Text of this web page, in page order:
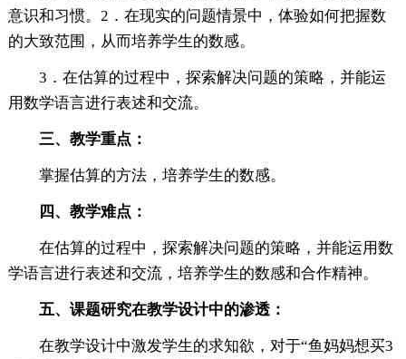
意识和习惯。2．在现实的问题情景中，体验如何把握数
的大致范围，从而培养学生的数感。
3．在估算的过程中，探索解决问题的策略，并能运
用数学语言进行表述和交流。
三、教学重点：
掌握估算的方法，培养学生的数感。
四、教学难点：
在估算的过程中，探索解决问题的策略，并能运用数
学语言进行表述和交流，培养学生的数感和合作精神。
五、课题研究在教学设计中的渗透：
在教学设计中激发学生的求知欲，对于“鱼妈妈想买3